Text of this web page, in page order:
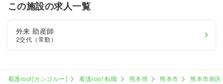
この施設の求人一覧
外来 助産師
2交代（常勤）
看護roo![カンゴルー] 看護roo! 転職 熊本県 熊本市
熊本市南区